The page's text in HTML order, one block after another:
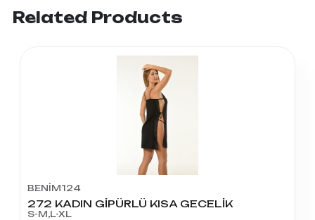
Related Products
BENİM124
272 KADIN GİPÜRLÜ KISA GECELİK
S-M,L-XL